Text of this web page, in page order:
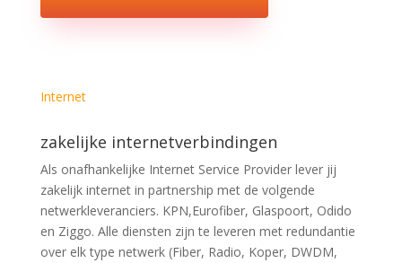
Internet
zakelijke internet­verbindingen
Als onafhankelijke Internet Service Provider lever jij
zakelijk internet in partnership met de volgende
netwerkleveranciers. KPN,Eurofiber, Glaspoort, Odido
en Ziggo. Alle diensten zijn te leveren met redundantie
over elk type netwerk (Fiber, Radio, Koper, DWDM,